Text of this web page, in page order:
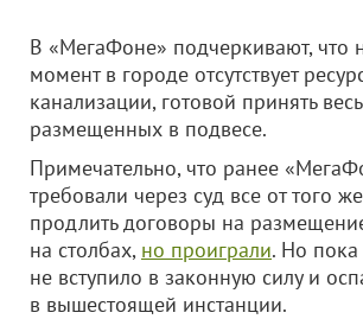
В «МегаФоне» подчеркивают, что
момент в городе отсутствует
канализации, готовой принять
размещенных в подвесе.
Примечательно, что ранее
требовали через суд все от того
продлить договоры на
на столбах, но проиграли. Но
не вступило в законную силу и
в вышестоящей инстанции.